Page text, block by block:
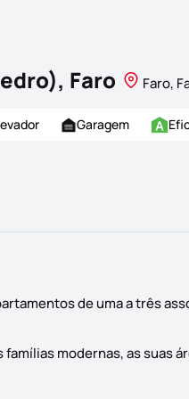
Faro Faro,
Garagem
de uma a três
modernas, as suas